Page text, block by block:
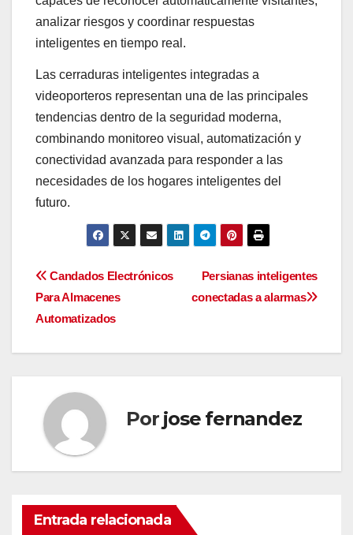
analizar riesgos y coordinar respuestas
inteligentes en tiempo real.
Las cerraduras inteligentes integradas a
videoporteros representan una de las principales
tendencias dentro de la seguridad moderna,
combinando monitoreo visual, automatización y
conectividad avanzada para responder a las
necesidades de los hogares inteligentes del
futuro.
Navegación
de
entradas
Persianas inteligentes
conectadas a alarmas
Candados Electrónicos
Para Almacenes
Automatizados
Por jose fernandez
Entrada relacionada